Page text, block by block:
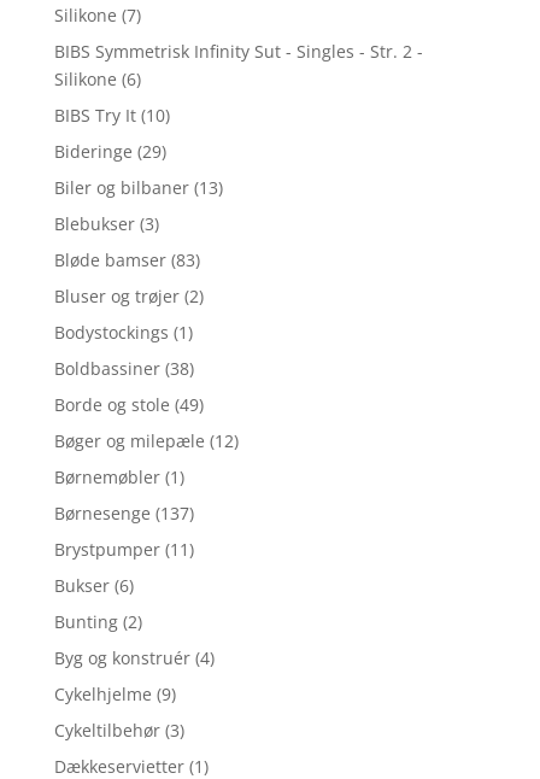
Silikone (7)
BIBS Symmetrisk Infinity Sut - Singles - Str. 2 -
Silikone (6)
BIBS Try It (10)
Bideringe (29)
Biler og bilbaner (13)
Blebukser (3)
Bløde bamser (83)
Bluser og trøjer (2)
Bodystockings (1)
Boldbassiner (38)
Borde og stole (49)
Bøger og milepæle (12)
Børnemøbler (1)
Børnesenge (137)
Brystpumper (11)
Bukser (6)
Bunting (2)
Byg og konstruér (4)
Cykelhjelme (9)
Cykeltilbehør (3)
Dækkeservietter (1)